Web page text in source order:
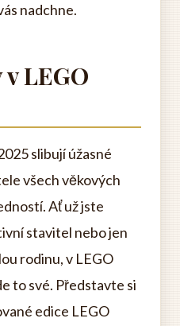
nadchne.
LEGO
slibují úžasné
všech věkových
Ať už jste
stavitel nebo jen
rodinu, v LEGO
to své. Představte si
edice LEGO